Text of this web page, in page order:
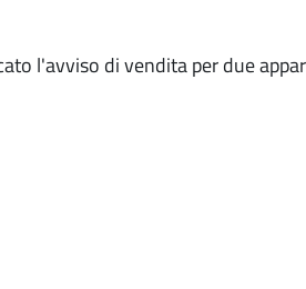
l'avviso di vendita per due